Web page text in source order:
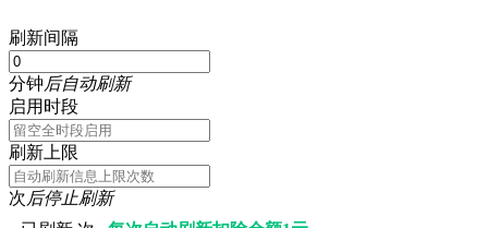
刷新间隔
分钟后自动刷新
启用时段
刷新上限
次后停止刷新